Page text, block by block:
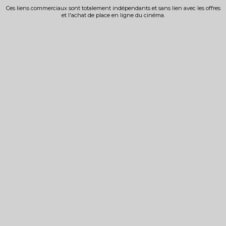
Ces liens commerciaux sont totalement indépendants et sans lien avec les offres
et l'achat de place en ligne du cinéma.